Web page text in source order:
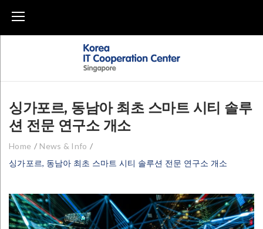
싱가포르, 동남아 최초 스마트 시티 솔루
션 전문 연구소 개소
Home / News & Info /
싱가포르, 동남아 최초 스마트 시티 솔루션 전문 연구소 개소